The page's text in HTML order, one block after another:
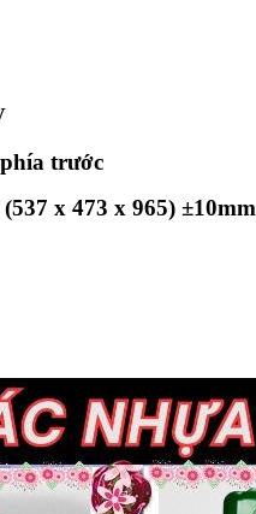
trước
x 473 x 965) ±10mm